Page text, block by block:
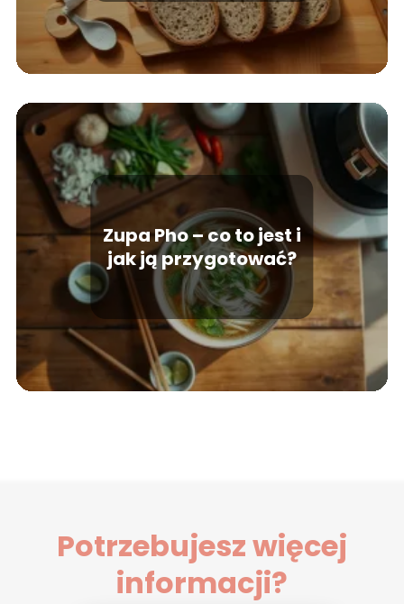
Zupa Pho – co to jest i
jak ją przygotować?
Potrzebujesz więcej
informacji?